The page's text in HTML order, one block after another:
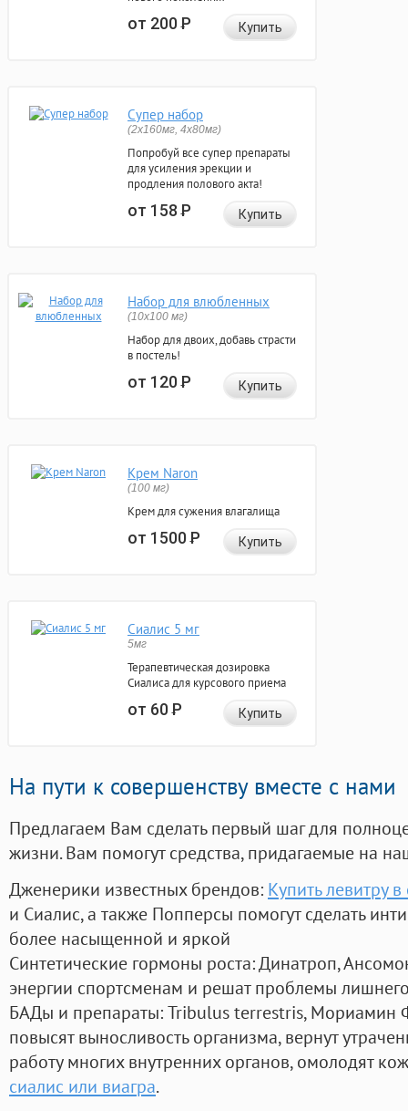
от 200Р Купить
Супер набор
(2х160мг, 4х80мг)
Попробуй все супер препараты
для усиления эрекции и
продления полового акта!
от 158Р Купить
Набор для влюбленных
(10х100 мг)
Набор для двоих, добавь страсти
в постель!
от 120Р Купить
Крем Naron
(100 мг)
Крем для сужения влагалища
от 1500Р Купить
Сиалис 5 мг
5мг
Терапевтическая дозировка
Сиалиса для курсового приема
от 60Р Купить
На пути к совершенству вместе с нами
Предлагаем Вам сделать первый шаг для
жизни. Вам помогут средства, придагаемые на
Дженерики известных брендов: Купить левитру
и Сиалис, а также Попперсы помогут сделать
более насыщенной и яркой
Синтетические гормоны роста: Динатроп,
энергии спортсменам и решат проблемы
БАДы и препараты:Tribulus terrestris, Мориамин
повысят выносливость организма, вернут
работу многих внутренних органов, омолодят
сиалис или виагра.